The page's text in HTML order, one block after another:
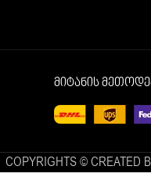
მიტანის
COPYRIGHTS © CREATED